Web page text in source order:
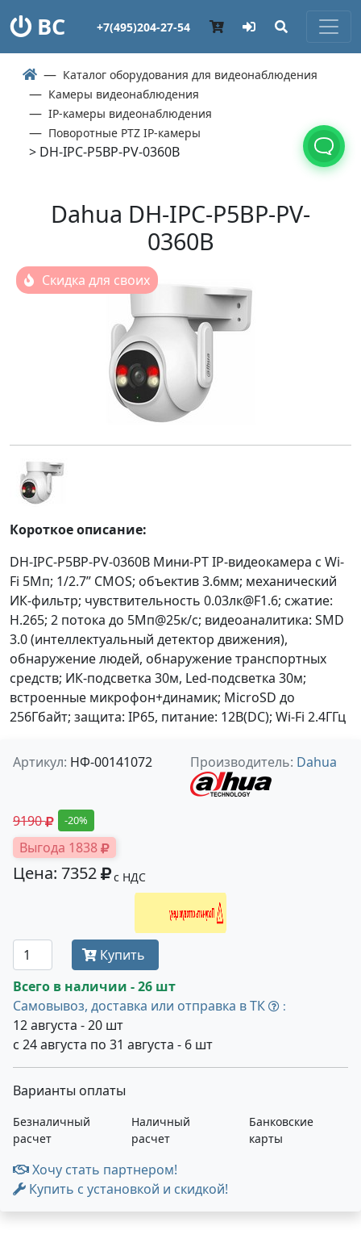
ВС +7(495)204-27-54
Каталог оборудования для видеонаблюдения
Камеры видеонаблюдения
IP-камеры видеонаблюдения
Поворотные PTZ IP-камеры
> DH-IPC-P5BP-PV-0360B
Dahua DH-IPC-P5BP-PV-
0360B
Скидка для своих
Короткое описание:
DH-IPC-P5BP-PV-0360B Мини-PT IP-видеокамера с Wi-
Fi 5Мп; 1/2.7” CMOS; объектив 3.6мм; механический
ИК-фильтр; чувствительность 0.03лк@F1.6; сжатие:
H.265; 2 потока до 5Мп@25к/с; видеоаналитика: SMD
3.0 (интеллектуальный детектор движения),
обнаружение людей, обнаружение транспортных
средств; ИК-подсветка 30м, Led-подсветка 30м;
встроенные микрофон+динамик; MicroSD до
256Гбайт; защита: IP65, питание: 12В(DC); Wi-Fi 2.4ГГц
Артикул: НФ-00141072 Производитель: Dahua
9190 -20%
Выгода 1838
Цена: 7352 с НДС
Получить оптовую цену
Купить
Всего в наличии - 26 шт
Самовывоз, доставка или отправка в ТК
:
12 августа - 20 шт
с 24 августа по 31 августа - 6 шт
Варианты оплаты
Безналичный
расчет
Наличный
расчет
Банковские
карты
Хочу стать партнером!
Купить с установкой и скидкой!